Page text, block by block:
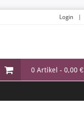
0 Artikel - 0,00 €
Login